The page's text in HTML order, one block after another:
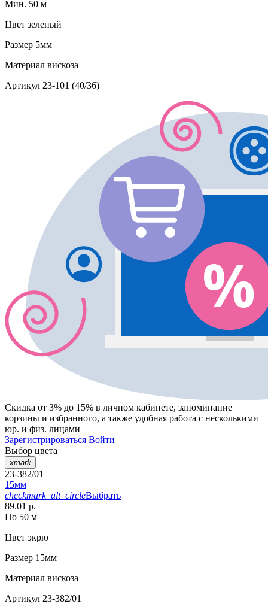
Мин. 50 м
Цвет зеленый
Размер 5мм
Материал вискоза
Артикул 23-101 (40/36)
Скидка от 3% до 15% в личном кабинете, запоминание
корзины и избранного, а также удобная работа с несколькими
юр. и физ. лицами
Зарегистрироваться Войти
Выбор цвета
xmark
23-382/01
15мм
checkmark_alt_circleВыбрать
89.01 р.
По 50 м
Цвет экрю
Размер 15мм
Материал вискоза
Артикул 23-382/01